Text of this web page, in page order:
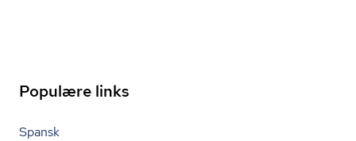
Populære links
Spansk